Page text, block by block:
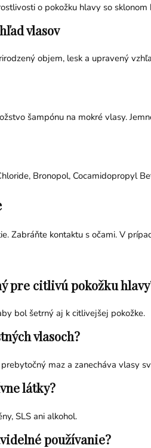
o pokožku hlavy so
vlasov
objem, lesk a upravený
šampónu na mokré vlasy.
Bronopol, Cocamidopropyl
Zabráňte kontaktu s očami. V
pre citlivú pokožku
bol šetrný aj k citlivejšej pokožke.
vlasoch?
maz a zanecháva vlasy
látky?
SLS ani alkohol.
používanie?